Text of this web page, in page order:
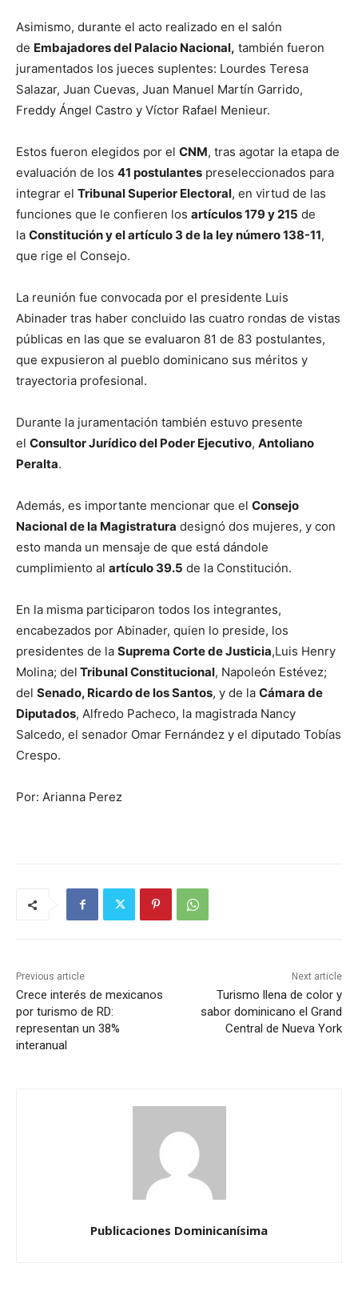
Asimismo, durante el acto realizado en el salón
de Embajadores del Palacio Nacional, también fueron
juramentados los jueces suplentes: Lourdes Teresa
Salazar, Juan Cuevas, Juan Manuel Martín Garrido,
Freddy Ángel Castro y Víctor Rafael Menieur.
Estos fueron elegidos por el CNM, tras agotar la etapa de
evaluación de los 41 postulantes preseleccionados para
integrar el Tribunal Superior Electoral, en virtud de las
funciones que le confieren los artículos 179 y 215 de
la Constitución y el artículo 3 de la ley número 138-11,
que rige el Consejo.
La reunión fue convocada por el presidente Luis
Abinader tras haber concluido las cuatro rondas de vistas
públicas en las que se evaluaron 81 de 83 postulantes,
que expusieron al pueblo dominicano sus méritos y
trayectoria profesional.
Durante la juramentación también estuvo presente
el Consultor Jurídico del Poder Ejecutivo, Antoliano
Peralta.
Además, es importante mencionar que el Consejo
Nacional de la Magistratura designó dos mujeres, y con
esto manda un mensaje de que está dándole
cumplimiento al artículo 39.5 de la Constitución.
En la misma participaron todos los integrantes,
encabezados por Abinader, quien lo preside, los
presidentes de la Suprema Corte de Justicia,Luis Henry
Molina; del Tribunal Constitucional, Napoleón Estévez;
del Senado, Ricardo de los Santos, y de la Cámara de
Diputados, Alfredo Pacheco, la magistrada Nancy
Salcedo, el senador Omar Fernández y el diputado Tobías
Crespo.
Por: Arianna Perez
Previous article
Crece interés de mexicanos
por turismo de RD:
representan un 38%
interanual
Next article
Turismo llena de color y
sabor dominicano el Grand
Central de Nueva York
Publicaciones Dominicanísima